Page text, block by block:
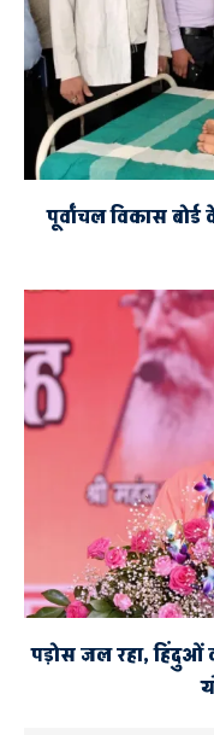
पूर्वांचल विकास
पड़ोस जल रहा, हिंदुओं